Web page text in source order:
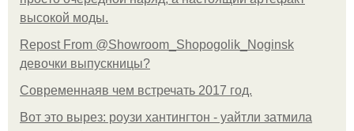
высокой моды.
Repost From @Showroom_Shopogolik_Noginsk
девочки выпускницы?
Современнаяв чем встречать 2017 год.
Вот это вырез: роузи хантингтон - уайтли затмила